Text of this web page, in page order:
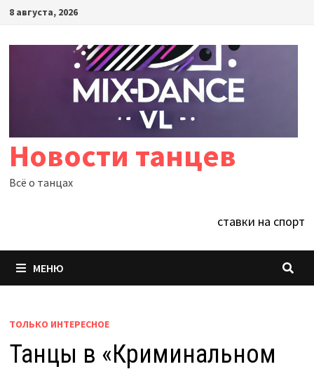
Перейти
содержимому
8 августа, 2026
Новости танцев
Всё о танцах
ставки на спорт
МЕНЮ
ТОЛЬКО ИНТЕРЕСНОЕ
Танцы в «Криминальном